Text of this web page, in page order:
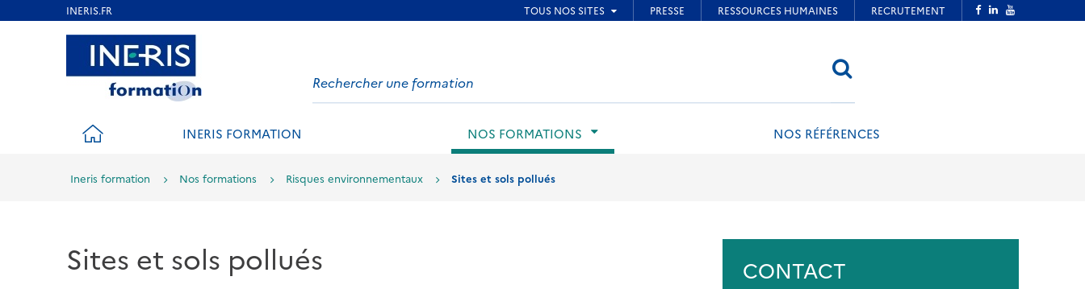
Aller au contenu Aller au menu
on
website
ACCUEIL INERIS FORMATION NOS FORMATIONS NOS RÉFÉRENCES
Ineris formation Nos formations Risques environnementaux Sites et sols pollués
Sites et sols pollués CONTACT